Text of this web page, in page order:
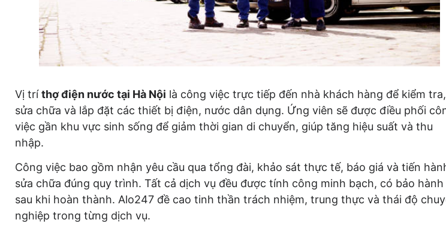
Vị tríthợ điện nước tại Hà Nội là công việc trực tiếp đến nhà khách hàng để kiểm tra,
sửa chữa và lắp đặt các thiết bị điện, nước dân dụng. Ứng viên sẽ được điều phối
việc gần khu vực sinh sống để giảm thời gian di chuyển, giúp tăng hiệu suất và thu
nhập.
Công việc bao gồm nhận yêu cầu qua tổng đài, khảo sát thực tế, báo giá và tiến
sửa chữa đúng quy trình. Tất cả dịch vụ đều được tính công minh bạch, có bảo hành
sau khi hoàn thành. Alo247 đề cao tinh thần trách nhiệm, trung thực và thái độ
nghiệp trong từng dịch vụ.